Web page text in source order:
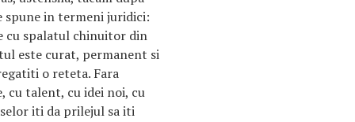
spune in termeni juridici:
cu spalatul chinuitor din
este curat, permanent si
o reteta. Fara
cu talent, cu idei noi, cu
iti da prilejul sa iti